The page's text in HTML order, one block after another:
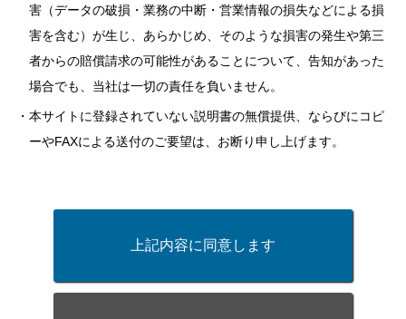
害（データの破損・業務の中断・営業情報の損失などによる損
害を含む）が生じ、あらかじめ、そのような損害の発生や第三
者からの賠償請求の可能性があることについて、告知があった
場合でも、当社は一切の責任を負いません。
本サイトに登録されていない説明書の無償提供、ならびにコピ
ーやFAXによる送付のご要望は、お断り申し上げます。
上記内容に同意します